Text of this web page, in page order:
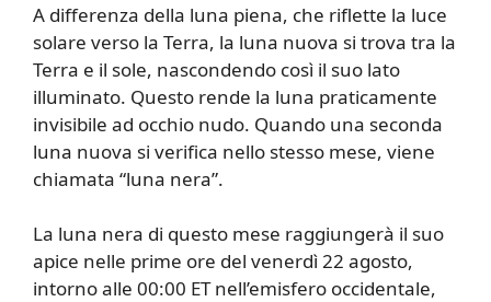
A differenza della luna piena, che riflette la luce
solare verso la Terra, la luna nuova si trova tra la
Terra e il sole, nascondendo così il suo lato
illuminato. Questo rende la luna praticamente
invisibile ad occhio nudo. Quando una seconda
luna nuova si verifica nello stesso mese, viene
chiamata “luna nera”.
La luna nera di questo mese raggiungerà il suo
apice nelle prime ore del venerdì 22 agosto,
intorno alle 00:00 ET nell’emisfero occidentale,